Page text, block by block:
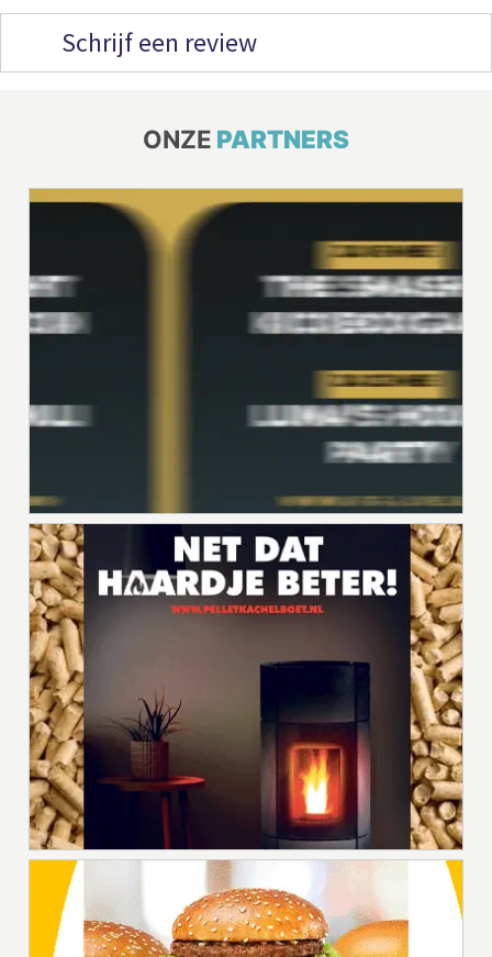
Schrijf een review
ONZE PARTNERS